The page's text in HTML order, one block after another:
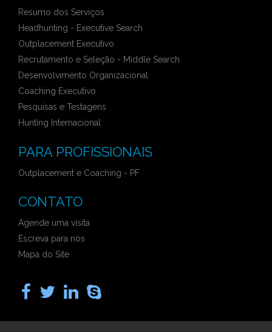
Resumo dos Serviços
Headhunting - Executive Search
Outplacement Executivo
Recrutamento e Seleção - Middle Search
Desenvolvimento Organizacional
Coaching Executivo
Pesquisas e Testagens
Hunting Internacional
PARA PROFISSIONAIS
Outplacement e Coaching - PF
CONTATO
Agende uma visita
Escreva para nós
Mapa do Site